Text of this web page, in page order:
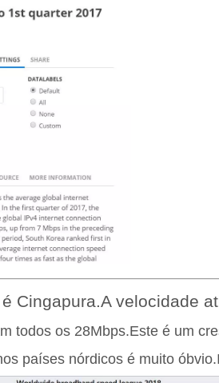
Cingapura.A velocidade
todos os 28Mbps.Este é um
países nórdicos é muito